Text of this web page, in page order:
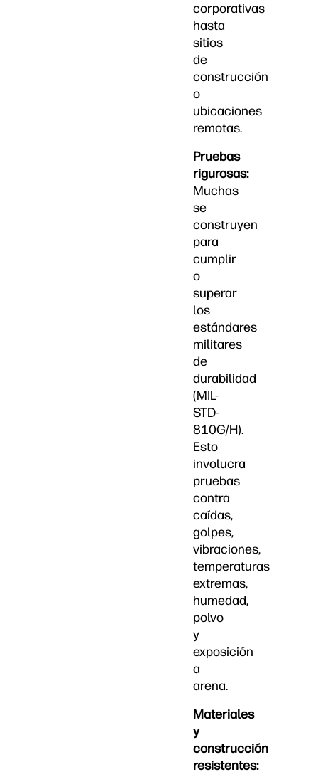
corporativas
hasta
sitios
de
construcción
o
ubicaciones
remotas.
Pruebas
rigurosas:
Muchas
se
construyen
para
cumplir
o
superar
los
estándares
militares
de
durabilidad
(MIL-
STD-
810G/H).
Esto
involucra
pruebas
contra
caídas,
golpes,
vibraciones,
temperaturas
extremas,
humedad,
polvo
y
exposición
a
arena.
Materiales
y
construcción
resistentes: